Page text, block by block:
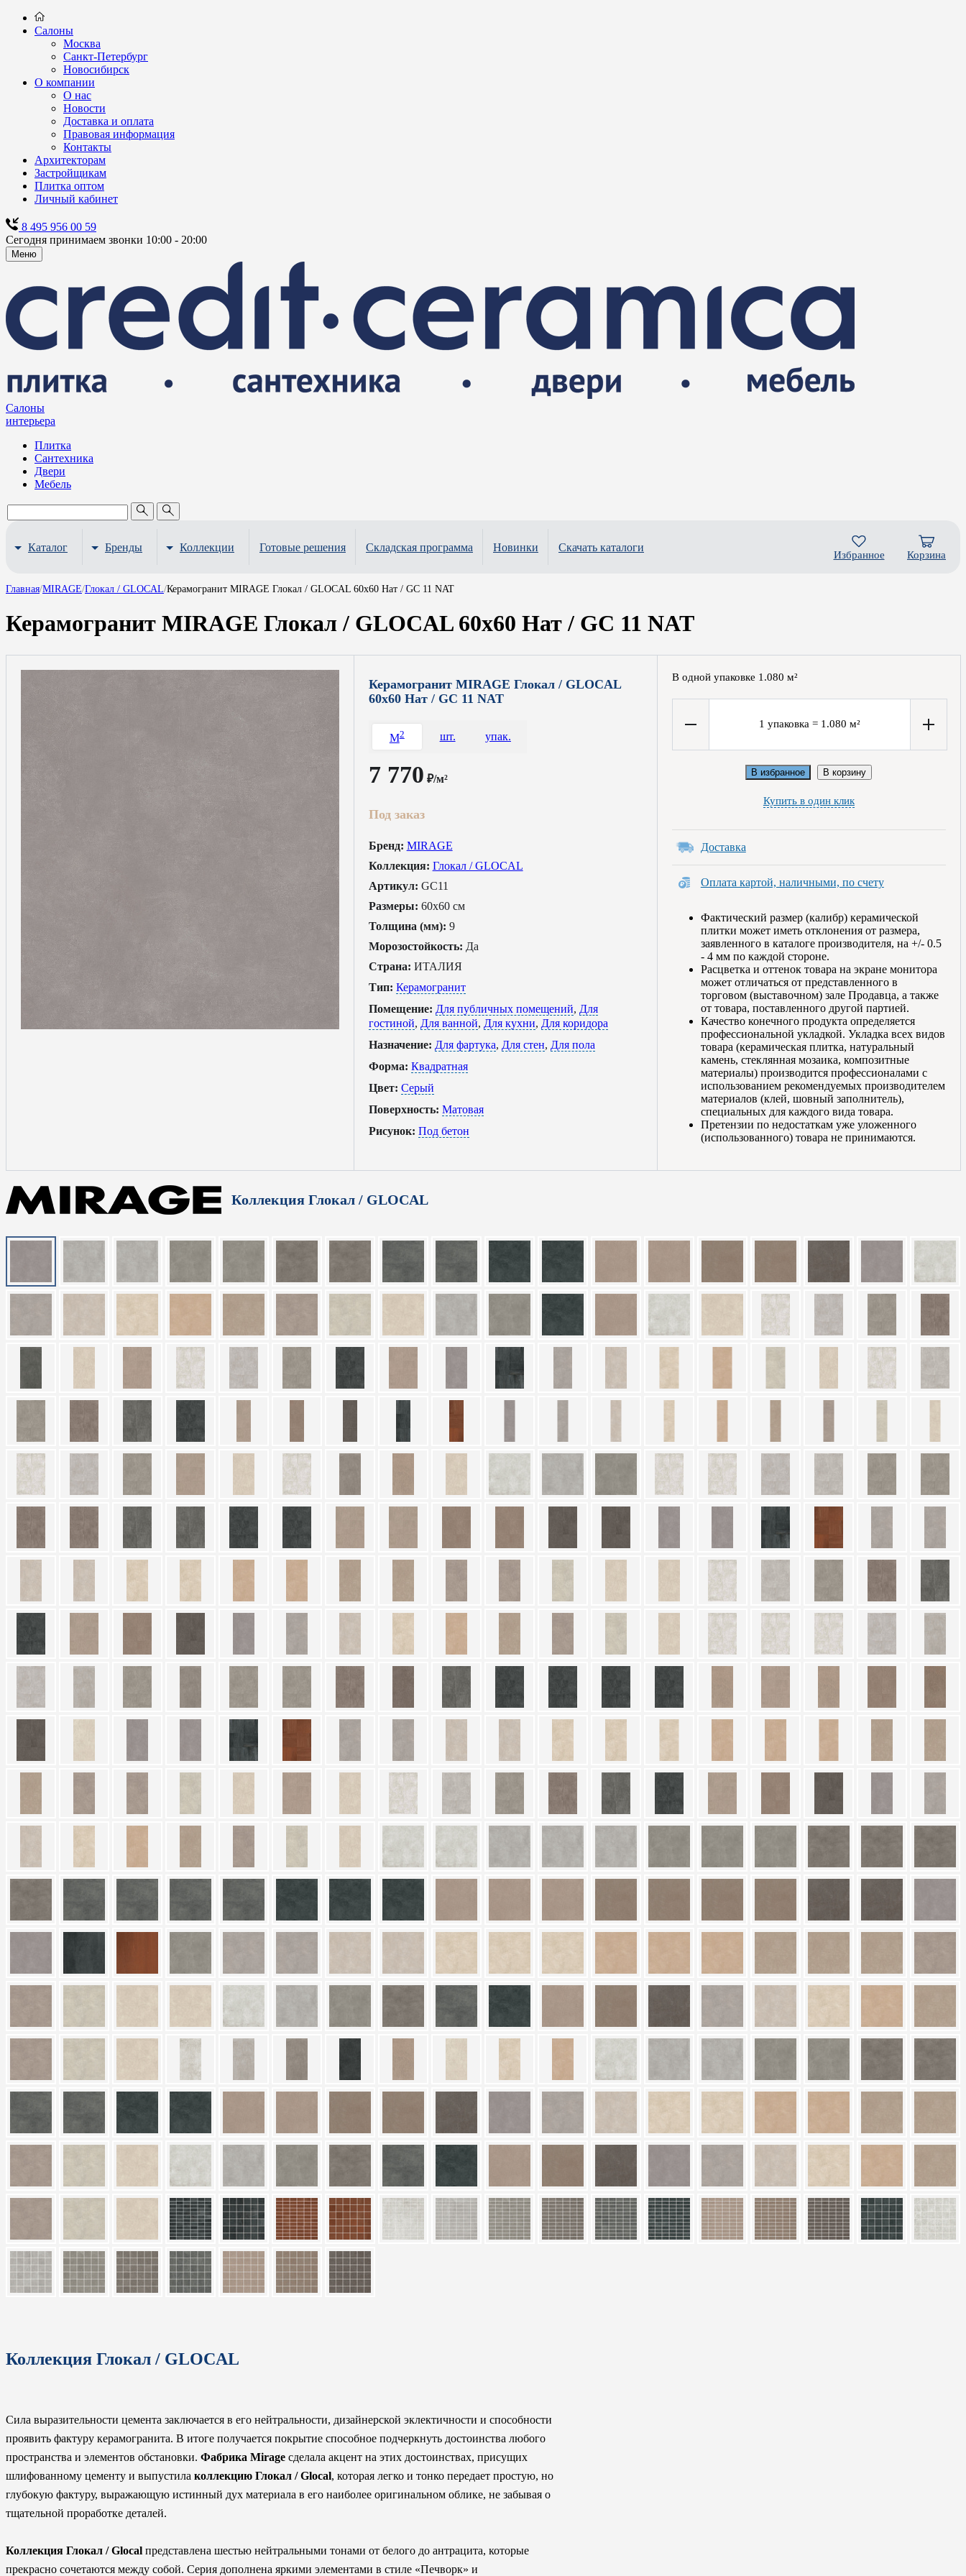
Салоны
Москва
Санкт-Петербург
Новосибирск
О компании
О нас
Новости
Доставка и оплата
Правовая информация
Контакты
Архитекторам
Застройщикам
Плитка оптом
Личный кабинет
8 495 956 00 59
Сегодня принимаем звонки 10:00 - 20:00
Меню
Салоны
интерьера
Плитка
Сантехника
Двери
Мебель
Каталог Бренды Коллекции Готовые решения Складская программа Новинки Скачать каталоги
Избранное Корзина
Главная/MIRAGE/Глокал / GLOCAL/Керамогранит MIRAGE Глокал / GLOCAL 60x60 Нат / GC 11 NAT
Керамогранит MIRAGE Глокал / GLOCAL 60x60 Нат / GC 11 NAT
Керамогранит MIRAGE Глокал / GLOCAL
60x60 Нат / GC 11 NAT
M2 шт. упак.
7 770 ₽/м²
Под заказ
Бренд: MIRAGE
Коллекция: Глокал / GLOCAL
Артикул: GC11
Размеры: 60x60 см
Толщина (мм): 9
Морозостойкость: Да
Страна: ИТАЛИЯ
Тип: Керамогранит
Помещение: Для публичных помещений, Для
гостиной, Для ванной, Для кухни, Для коридора
Назначение: Для фартука, Для стен, Для пола
Форма: Квадратная
Цвет: Серый
Поверхность: Матовая
Рисунок: Под бетон
В одной упаковке 1.080 м²
1 упаковка = 1.080 м²
В избранное В корзину
Купить в один клик
Доставка
Оплата картой, наличными, по счету
Фактический размер (калибр) керамической
плитки может иметь отклонения от размера,
заявленного в каталоге производителя, на +/- 0.5
- 4 мм по каждой стороне.
Расцветка и оттенок товара на экране монитора
может отличаться от представленного в
торговом (выставочном) зале Продавца, а также
от товара, поставленного другой партией.
Качество конечного продукта определяется
профессиональной укладкой. Укладка всех видов
товара (керамическая плитка, натуральный
камень, стеклянная мозаика, композитные
материалы) производится профессионалами с
использованием рекомендуемых производителем
материалов (клей, шовный заполнитель),
специальных для каждого вида товара.
Претензии по недостаткам уже уложенного
(использованного) товара не принимаются.
Коллекция Глокал / GLOCAL
Коллекция Глокал / GLOCAL
Сила выразительности цемента заключается в его нейтральности, дизайнерской эклектичности и способности
проявить фактуру керамогранита. В итоге получается покрытие способное подчеркнуть достоинства любого
пространства и элементов обстановки. Фабрика Mirage сделала акцент на этих достоинствах, присущих
шлифованному цементу и выпустила коллекцию Глокал / Glocal, которая легко и тонко передает простую, но
глубокую фактуру, выражающую истинный дух материала в его наиболее оригинальном облике, не забывая о
тщательной проработке деталей.
Коллекция Глокал / Glocal представлена шестью нейтральными тонами от белого до антрацита, которые
прекрасно сочетаются между собой. Серия дополнена яркими элементами в стиле «Печворк» и